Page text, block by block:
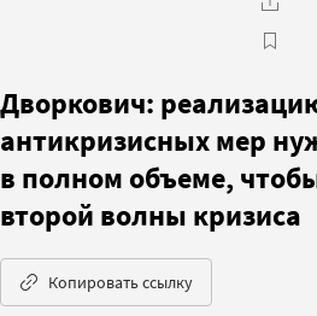
Дворкович:
антикризисных мер
в полном объеме,
второй волны кризиса
Копировать ссылку